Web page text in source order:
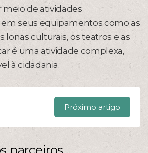
meio de atividades
seus equipamentos como as
lonas culturais, os teatros e as
é uma atividade complexa,
à cidadania.
Próximo artigo
parceiros